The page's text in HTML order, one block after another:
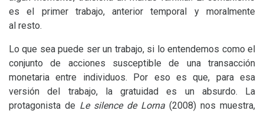
es el primer trabajo, anterior temporal y moralmente
al resto.
Lo que sea puede ser un trabajo, si lo entendemos como el
conjunto de acciones susceptible de una transacción
monetaria entre individuos. Por eso es que, para esa
versión del trabajo, la gratuidad es un absurdo. La
protagonista de Le silence de Lorna (2008) nos muestra,